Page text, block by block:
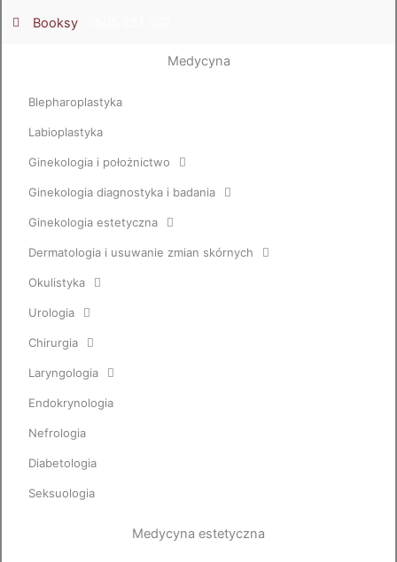
Booksy
Medycyna
Blepharoplastyka
Labioplastyka
Ginekologia i położnictwo
Ginekologia diagnostyka i badania
Ginekologia estetyczna
Dermatologia i usuwanie zmian skórnych
Okulistyka
Urologia
Chirurgia
Laryngologia
Endokrynologia
Nefrologia
Diabetologia
Seksuologia
Medycyna estetyczna